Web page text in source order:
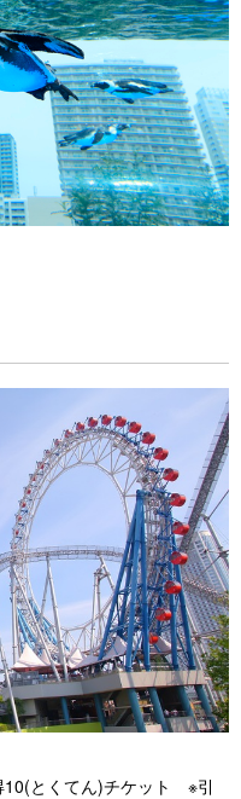
10(とくてん)チケット ※引